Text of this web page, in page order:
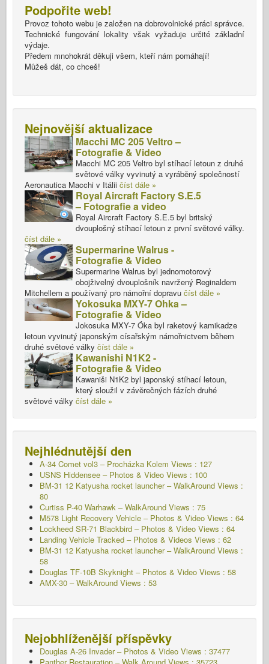
Podpořite web!
Provoz tohoto webu je založen na dobrovolnické práci správce.
Technické fungování lokality však vyžaduje určité základní
výdaje.
Předem mnohokrát děkuji všem, kteří nám pomáhají!
Můžeš dát, co chceš!
Nejnovější aktualizace
Macchi MC 205 Veltro –
Fotografie & Video
Macchi MC 205 Veltro byl stíhací letoun z druhé
světové války vyvinutý a vyráběný společností
Aeronautica Macchi v Itálii číst dále »
Royal Aircraft Factory S.E.5
– Fotografie a video
Royal Aircraft Factory S.E.5 byl britský
dvouplošný stíhací letoun z první světové války.
číst dále »
Supermarine Walrus -
Fotografie & Video
Supermarine Walrus byl jednomotorový
obojživelný dvouplošník navržený Reginaldem
Mitchellem a používaný pro námořní dopravu číst dále »
Yokosuka MXY-7 Ohka –
Fotografie & Video
Jokosuka MXY-7 Óka byl raketový kamikadze
letoun vyvinutý japonským císařským námořnictvem během
druhé světové války číst dále »
Kawanishi N1K2 -
Fotografie & Video
Kawaniši N1K2 byl japonský stíhací letoun,
který sloužil v závěrečných fázích druhé
světové války číst dále »
Nejhlédnutější den
A-34 Comet vol3 – Procházka Kolem Views : 127
USNS Hiddensee – Photos & Video Views : 100
BM-31 12 Katyusha rocket launcher – WalkAround Views :
80
Curtiss P-40 Warhawk – WalkAround Views : 75
M578 Light Recovery Vehicle – Photos & Video Views : 64
Lockheed SR-71 Blackbird – Photos & Video Views : 64
Landing Vehicle Tracked – Photos & Videos Views : 62
BM-31 12 Katyusha rocket launcher – WalkAround Views :
58
Douglas TF-10B Skyknight – Photos & Video Views : 58
AMX-30 – WalkAround Views : 53
Nejobhlíženější příspěvky
Douglas A-26 Invader – Photos & Video Views : 37477